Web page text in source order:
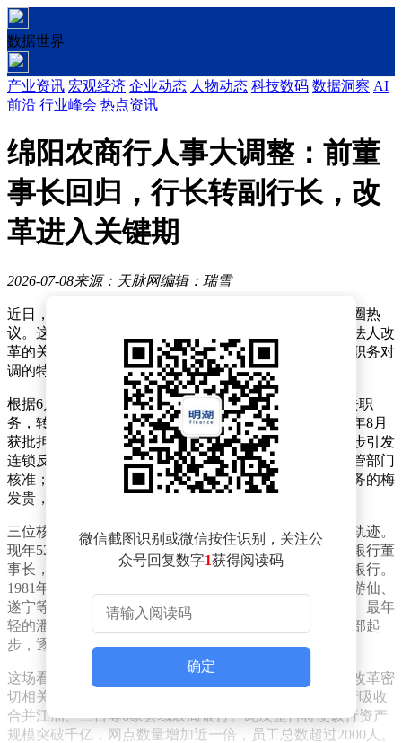
数据世界
产业资讯 宏观经济 企业动态 人物动态 科技数码 数据洞察 AI
前沿 行业峰会 热点资讯
绵阳农商行人事大调整：前董
事长回归，行长转副行长，改
革进入关键期
2026-07-08来源：天脉网编辑：瑞雪
近日，四川绵阳农商银行一系列高层人事变动引发金融圈热
议。这家成立仅五年的城区农商银行，在推进市级统一法人改
革的关键节点，罕见地出现董事长回归、行长与副行长职务对
调的特殊人事安排。
根据6月23日披露的公告，原行长潘德风因工作调整辞去职
务，转任副行长。这位1986年出生的年轻高管，自2024年8月
获批担任行长以来，在任时间不足两年。其职务变动同步引发
连锁反应：原拟任董事长刘敏改任行长，任职资格待监管部门
核准；而更令人意外的是，2025年10月已辞任董事长职务的梅
发贵，在时隔八个月后重新当选董事长。
三位核心管理层的履历折射出四川农信系统的人才流动轨迹。
现年52岁的梅发贵是系统内资深干将，曾担任宜宾农商银行董
事长，2023年11月至2025年10月期间短暂执掌绵阳农商银行。
1981年出生的刘敏具有跨区域管理经验，先后在营山、游仙、
遂宁等地任职，2025年10月调回绵阳时原定出任董事长。最年
轻的潘德风则长期扎根基层，从泸州农商银行风险合规部起
步，逐步晋升至乐山农商银行支行行长。
这场看似突兀的人事调整，实则与该行正在推进的重大改革密
切相关。2026年4月，四川金融监管局批准绵阳农商银行吸收
合并江油、三台等6家县域农商银行。此次整合将使该行资产
规模突破千亿，网点数量增加近一倍，员工总数超过2000人。
微信截图识别或微信按住识别，关注公
众号回复数字1获得阅读码
确定